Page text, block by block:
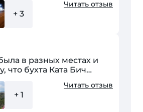
именно благодаря
+ 3
Читать отзыв
в разных местах и
что бухта Ката Бич
для спокойного
весьма тихо, нет
жизни, после...
+ 1
Читать отзыв